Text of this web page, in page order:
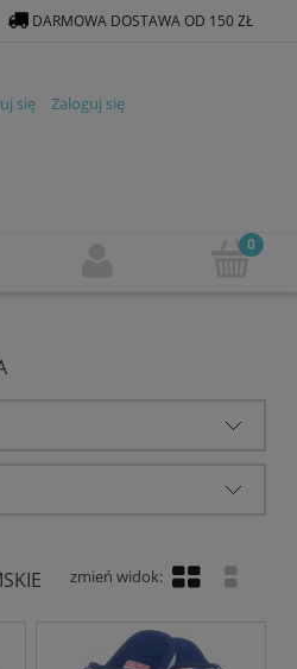
się Zaloguj się
DARMOWA DOSTAWA OD 150 ZŁ